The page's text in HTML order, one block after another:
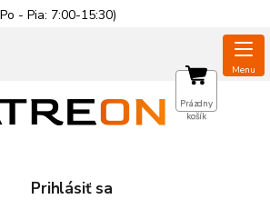
Prihlásiť sa
NÁKUPNÝ
KOŠÍK
Prázdny
košík